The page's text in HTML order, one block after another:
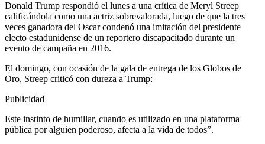
Donald Trump respondió el lunes a una crítica de Meryl Streep
calificándola como una actriz sobrevalorada, luego de que la tres
veces ganadora del Oscar condenó una imitación del presidente
electo estadunidense de un reportero discapacitado durante un
evento de campaña en 2016.
El domingo, con ocasión de la gala de entrega de los Globos de
Oro, Streep criticó con dureza a Trump:
Publicidad
Este instinto de humillar, cuando es utilizado en una plataforma
pública por alguien poderoso, afecta a la vida de todos”.